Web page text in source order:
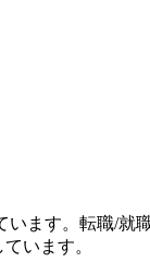
ます。転職/
います。